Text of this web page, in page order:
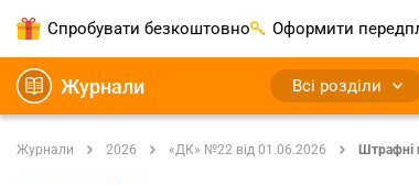
Спробувати безкоштовно Оформити
Журнали Всі розділи
Журнали 2026 «ДК» №22 від 01.06.2026 Штрафні